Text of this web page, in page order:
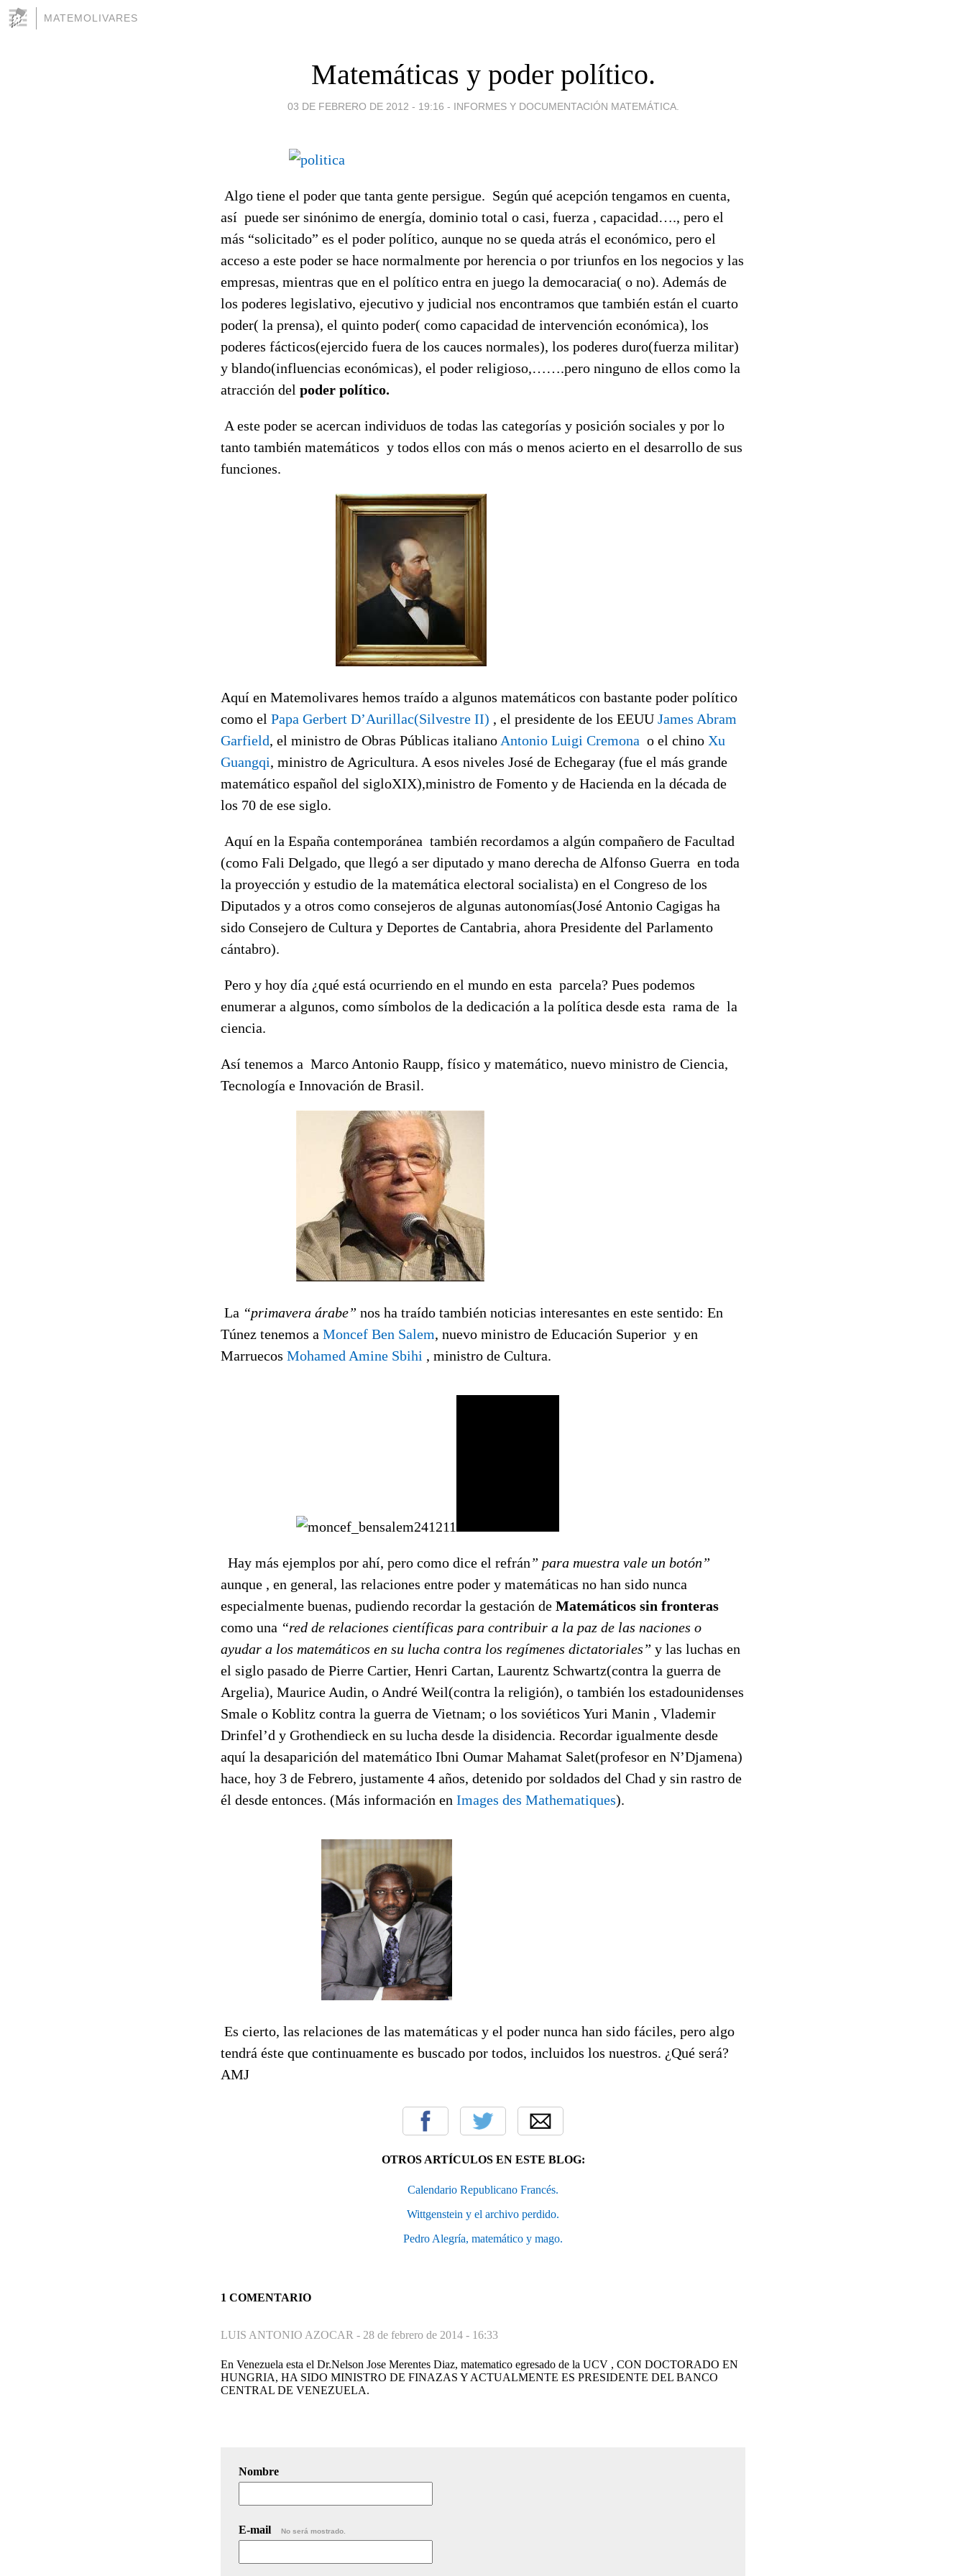
MATEMOLIVARES
Matemáticas y poder político.
03 DE FEBRERO DE 2012 - 19:16 - INFORMES Y DOCUMENTACIÓN MATEMÁTICA.
Algo tiene el poder que tanta gente persigue. Según qué acepción tengamos en cuenta,
así puede ser sinónimo de energía, dominio total o casi, fuerza , capacidad…., pero el
más “solicitado” es el poder político, aunque no se queda atrás el económico, pero el
acceso a este poder se hace normalmente por herencia o por triunfos en los negocios y las
empresas, mientras que en el político entra en juego la democaracia( o no). Además de
los poderes legislativo, ejecutivo y judicial nos encontramos que también están el cuarto
poder( la prensa), el quinto poder( como capacidad de intervención económica), los
poderes fácticos(ejercido fuera de los cauces normales), los poderes duro(fuerza militar)
y blando(influencias económicas), el poder religioso,…….pero ninguno de ellos como la
atracción del poder político.
A este poder se acercan individuos de todas las categorías y posición sociales y por lo
tanto también matemáticos y todos ellos con más o menos acierto en el desarrollo de sus
funciones.
Aquí en Matemolivares hemos traído a algunos matemáticos con bastante poder político
como el Papa Gerbert D’Aurillac(Silvestre II) , el presidente de los EEUU James Abram
Garfield, el ministro de Obras Públicas italiano Antonio Luigi Cremona o el chino Xu
Guangqi, ministro de Agricultura. A esos niveles José de Echegaray (fue el más grande
matemático español del sigloXIX),ministro de Fomento y de Hacienda en la década de
los 70 de ese siglo.
Aquí en la España contemporánea también recordamos a algún compañero de Facultad
(como Fali Delgado, que llegó a ser diputado y mano derecha de Alfonso Guerra en toda
la proyección y estudio de la matemática electoral socialista) en el Congreso de los
Diputados y a otros como consejeros de algunas autonomías(José Antonio Cagigas ha
sido Consejero de Cultura y Deportes de Cantabria, ahora Presidente del Parlamento
cántabro).
Pero y hoy día ¿qué está ocurriendo en el mundo en esta parcela? Pues podemos
enumerar a algunos, como símbolos de la dedicación a la política desde esta rama de la
ciencia.
Así tenemos a Marco Antonio Raupp, físico y matemático, nuevo ministro de Ciencia,
Tecnología e Innovación de Brasil.
La “primavera árabe” nos ha traído también noticias interesantes en este sentido: En
Túnez tenemos a Moncef Ben Salem, nuevo ministro de Educación Superior y en
Marruecos Mohamed Amine Sbihi , ministro de Cultura.
Hay más ejemplos por ahí, pero como dice el refrán” para muestra vale un botón”
aunque , en general, las relaciones entre poder y matemáticas no han sido nunca
especialmente buenas, pudiendo recordar la gestación de Matemáticos sin fronteras
como una “red de relaciones científicas para contribuir a la paz de las naciones o
ayudar a los matemáticos en su lucha contra los regímenes dictatoriales” y las luchas en
el siglo pasado de Pierre Cartier, Henri Cartan, Laurentz Schwartz(contra la guerra de
Argelia), Maurice Audin, o André Weil(contra la religión), o también los estadounidenses
Smale o Koblitz contra la guerra de Vietnam; o los soviéticos Yuri Manin , Vlademir
Drinfel’d y Grothendieck en su lucha desde la disidencia. Recordar igualmente desde
aquí la desaparición del matemático Ibni Oumar Mahamat Salet(profesor en N’Djamena)
hace, hoy 3 de Febrero, justamente 4 años, detenido por soldados del Chad y sin rastro de
él desde entonces. (Más información en Images des Mathematiques).
Es cierto, las relaciones de las matemáticas y el poder nunca han sido fáciles, pero algo
tendrá éste que continuamente es buscado por todos, incluidos los nuestros. ¿Qué será?
AMJ
OTROS ARTÍCULOS EN ESTE BLOG:
Calendario Republicano Francés.
Wittgenstein y el archivo perdido.
Pedro Alegría, matemático y mago.
1 COMENTARIO
LUIS ANTONIO AZOCAR - 28 de febrero de 2014 - 16:33
En Venezuela esta el Dr.Nelson Jose Merentes Diaz, matematico egresado de la UCV , CON DOCTORADO EN
HUNGRIA, HA SIDO MINISTRO DE FINAZAS Y ACTUALMENTE ES PRESIDENTE DEL BANCO
CENTRAL DE VENEZUELA.
Nombre
E-mail No será mostrado.